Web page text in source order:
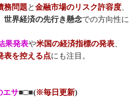
務問題と金融市場のリスク許容度、
世界経済の先行き懸念での方向性に
果発表や米国の経済指標の発表、
表を控える点にも注目。
エサ■□■(※毎日更新)